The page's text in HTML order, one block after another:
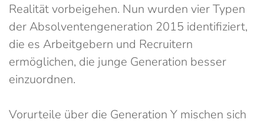
Realität vorbeigehen. Nun wurden vier Typen
der Absolventengeneration 2015 identifiziert,
die es Arbeitgebern und Recruitern
ermöglichen, die junge Generation besser
einzuordnen.
Vorurteile über die Generation Y mischen sich